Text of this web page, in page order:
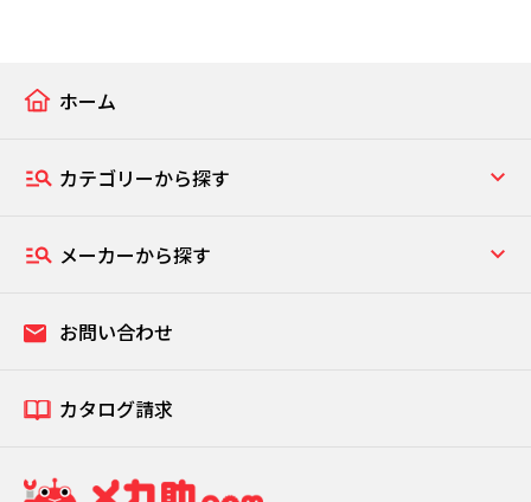
ホーム
カテゴリーから探す
メーカーから探す
お問い合わせ
カタログ請求